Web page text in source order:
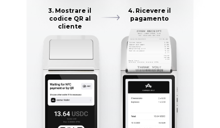
3. Mostrare il
codice QR al
cliente
4. Ricevere il
pagamento